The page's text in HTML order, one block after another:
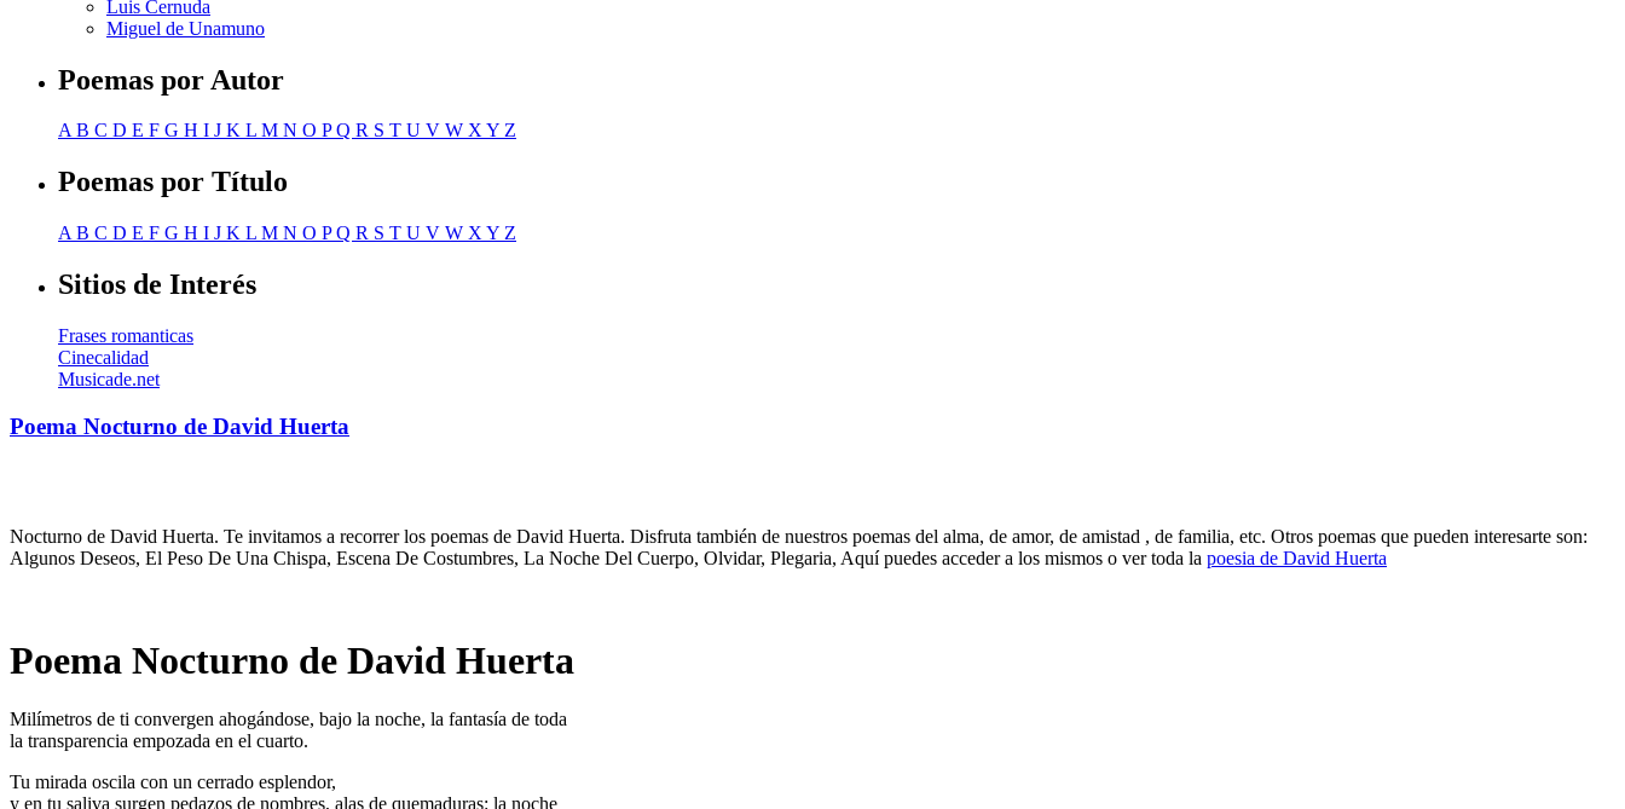
Luis Cernuda
Miguel de Unamuno
Poemas por Autor
AB C D E F G H I J K L M N O PQ R S T U V W XY Z
Poemas por Título
A B C D E F G H I J K L M N O PQ R S T U V W X Y Z
Sitios de Interés
Frases romanticas
Cinecalidad
Musicade.net
Poema Nocturno de David Huerta
Nocturno de David Huerta. Te invitamos a recorrer los poemas de David Huerta. Disfruta también de nuestros poemas del alma, de amor, de amistad , de familia, etc. Otros poemas que pueden interesarte son:
Algunos Deseos, El Peso De Una Chispa, Escena De Costumbres, La Noche Del Cuerpo, Olvidar, Plegaria, Aquí puedes acceder a los mismos o ver toda la poesia de David Huerta
Poema Nocturno de David Huerta
Milímetros de ti convergen ahogándose, bajo la noche, la fantasía de toda
la transparencia empozada en el cuarto.
Tu mirada oscila con un cerrado esplendor,
y en tu saliva surgen pedazos de nombres, alas de quemaduras: la noche